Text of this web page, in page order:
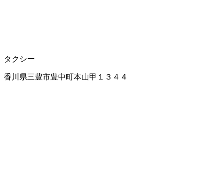
タクシー
香川県三豊市豊中町本山甲１３４４